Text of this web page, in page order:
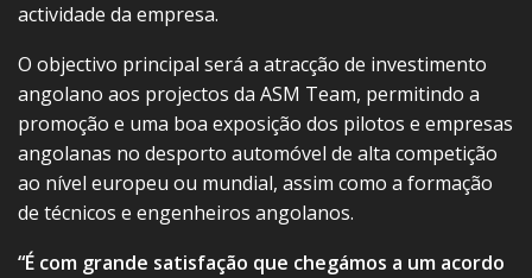
actividade da empresa.
O objectivo principal será a atracção de investimento
angolano aos projectos da ASM Team, permitindo a
promoção e uma boa exposição dos pilotos e empresas
angolanas no desporto automóvel de alta competição
ao nível europeu ou mundial, assim como a formação
de técnicos e engenheiros angolanos.
“É com grande satisfação que chegámos a um acordo